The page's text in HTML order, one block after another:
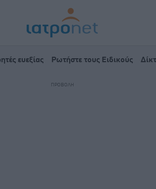
ευεξίας Ρωτήστε τους Ειδικούς